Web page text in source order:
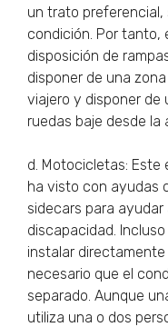
un trato preferencial,
condición. Por tanto,
disposición de
disponer de una
viajero y disponer de
ruedas baje desde la
d. Motocicletas: Este
ha visto con ayudas
sidecars para
discapacidad.
instalar
necesario que el
separado. Aunque
utiliza una o dos